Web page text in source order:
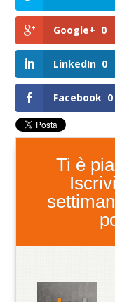
Google+ 0
LinkedIn 0
Facebook 0
Ti è